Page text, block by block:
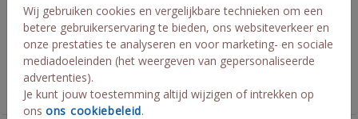
Wij gebruiken cookies en vergelijkbare technieken om een
betere gebruikerservaring te bieden, ons websiteverkeer en
onze prestaties te analyseren en voor marketing- en sociale
mediadoeleinden (het weergeven van gepersonaliseerde
advertenties).
Je kunt jouw toestemming altijd wijzigen of intrekken op
ons ons cookiebeleid.
goudfolie de tekst vier met ons de liefde toegevoegd. Marissa
en Coen
Collectie
sluitzegel op maat